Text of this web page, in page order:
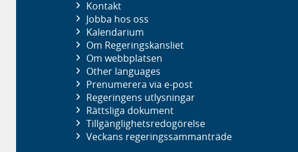
Kontakt
Jobba hos oss
Kalendarium
Om Regeringskansliet
Om webbplatsen
Other languages
Prenumerera via e-post
Regeringens utlysningar
Rättsliga dokument
Tillgänglighetsredogörelse
Veckans regeringssammanträde